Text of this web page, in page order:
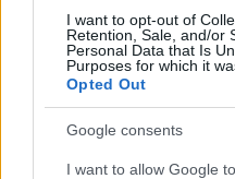
I want to opt-out of
Retention, Sale, and/or
Personal Data that Is
Purposes for which it
Opted Out
Google consents
I want to allow Google